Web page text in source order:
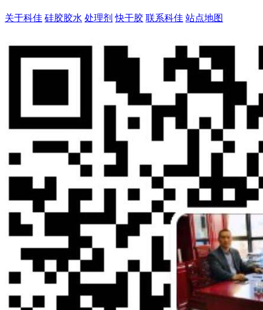
关于科佳 硅胶胶水 处理剂 快干胶 联系科佳 站点地图